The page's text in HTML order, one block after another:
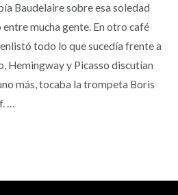
Baudelaire sobre esa soledad
mucha gente. En otro café
todo lo que sucedía frente a
Hemingway y Picasso discutían
más, tocaba la trompeta Boris
…